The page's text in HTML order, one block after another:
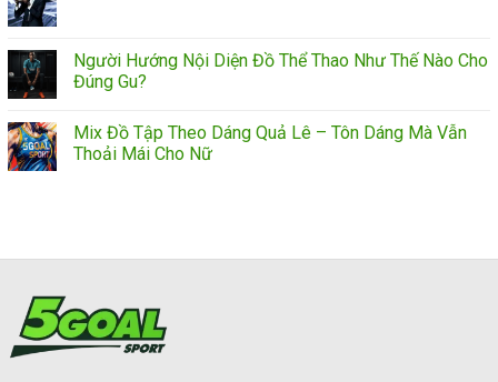
Người Hướng Nội Diện Đồ Thể Thao Như Thế Nào Cho
Đúng Gu?
Mix Đồ Tập Theo Dáng Quả Lê – Tôn Dáng Mà Vẫn
Thoải Mái Cho Nữ